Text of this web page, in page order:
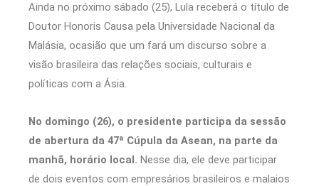
Ainda no próximo sábado (25), Lula receberá o título de
Doutor Honoris Causa pela Universidade Nacional da
Malásia, ocasião que um fará um discurso sobre a
visão brasileira das relações sociais, culturais e
políticas com a Ásia.
No domingo (26), o presidente participa da sessão
de abertura da 47ª Cúpula da Asean, na parte da
manhã, horário local. Nesse dia, ele deve participar
de dois eventos com empresários brasileiros e malaios